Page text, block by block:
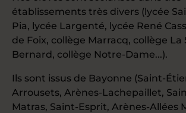
établissements très divers (lycée
Pia, lycée Largenté, lycée René
de Foix, collège Marracq, collège La
Bernard, collège Notre-Dame...).
Ils sont issus de Bayonne (Saint-
Arrousets, Arènes-Lachepaillet,
Matras, Saint-Esprit, Arènes-Allées